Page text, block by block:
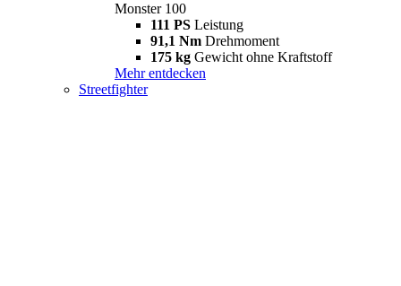
Monster 100
111 PS Leistung
91,1 Nm Drehmoment
175 kg Gewicht ohne Kraftstoff
Mehr entdecken
Streetfighter